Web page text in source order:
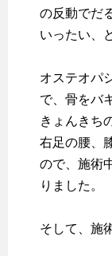
の反動でだ
いったい、
オステオパ
で、骨をバ
きょんきち
右足の腰、
ので、施術
りました。
そして、施